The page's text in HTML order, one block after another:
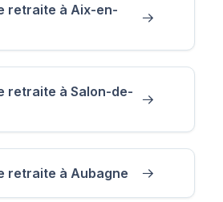
retraite à Aix-en-
retraite à Salon-de-
retraite à Aubagne